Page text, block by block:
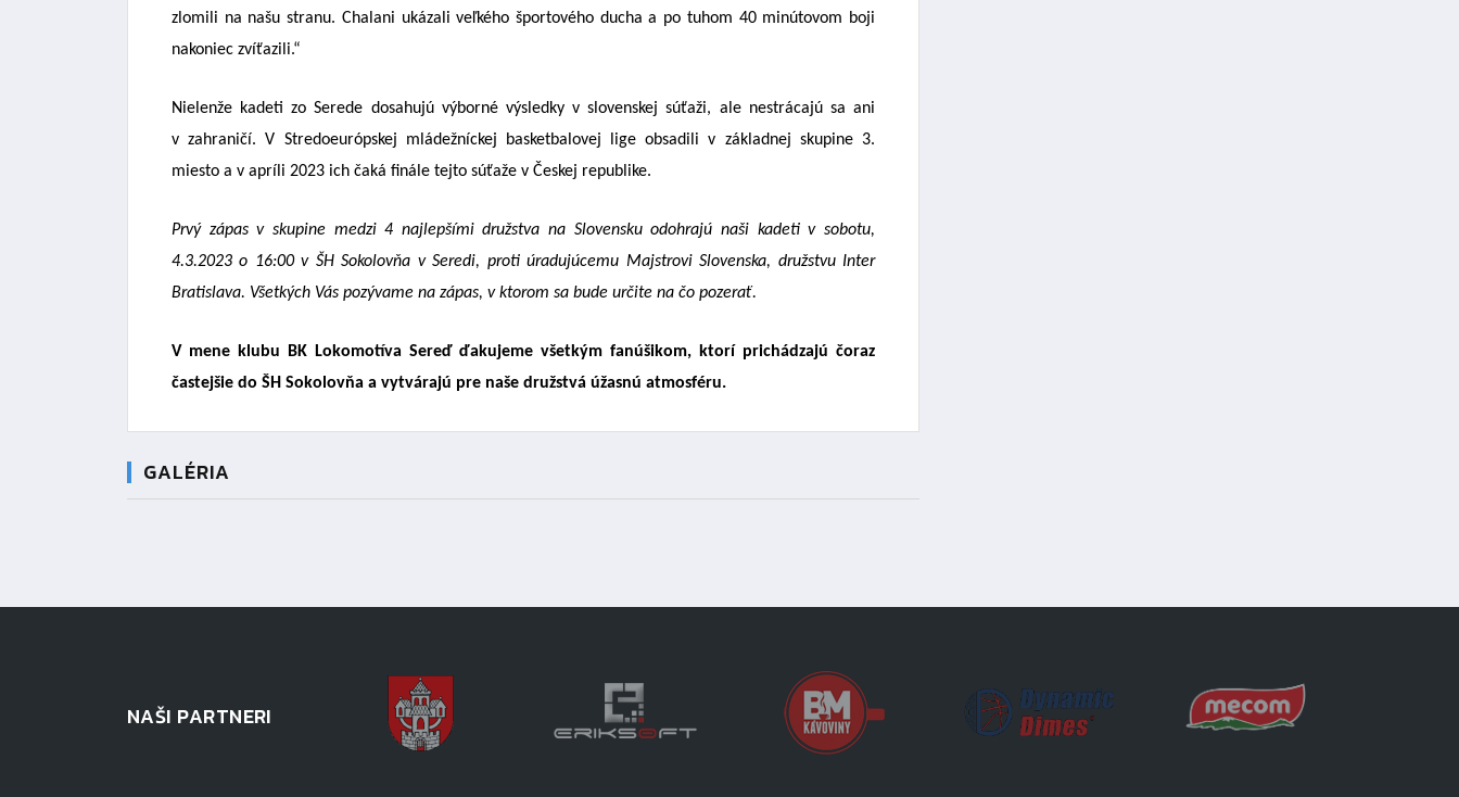
zlomili na našu stranu. Chalani ukázali veľkého športového ducha a po tuhom 40 minútovom boji
nakoniec zvíťazili.“
Nielenže kadeti zo Serede dosahujú výborné výsledky v slovenskej súťaži, ale nestrácajú sa ani
v zahraničí. V Stredoeurópskej mládežníckej basketbalovej lige obsadili v základnej skupine 3.
miesto a v apríli 2023 ich čaká finále tejto súťaže v Českej republike.
Prvý zápas v skupine medzi 4 najlepšími družstva na Slovensku odohrajú naši kadeti v sobotu,
4.3.2023 o 16:00 v ŠH Sokolovňa v Seredi, proti úradujúcemu Majstrovi Slovenska, družstvu Inter
Bratislava. Všetkých Vás pozývame na zápas, v ktorom sa bude určite na čo pozerať.
V mene klubu BK Lokomotíva Sereď ďakujeme všetkým fanúšikom, ktorí prichádzajú čoraz
častejšie do ŠH Sokolovňa a vytvárajú pre naše družstvá úžasnú atmosféru.
GALÉRIA
NAŠI PARTNERI